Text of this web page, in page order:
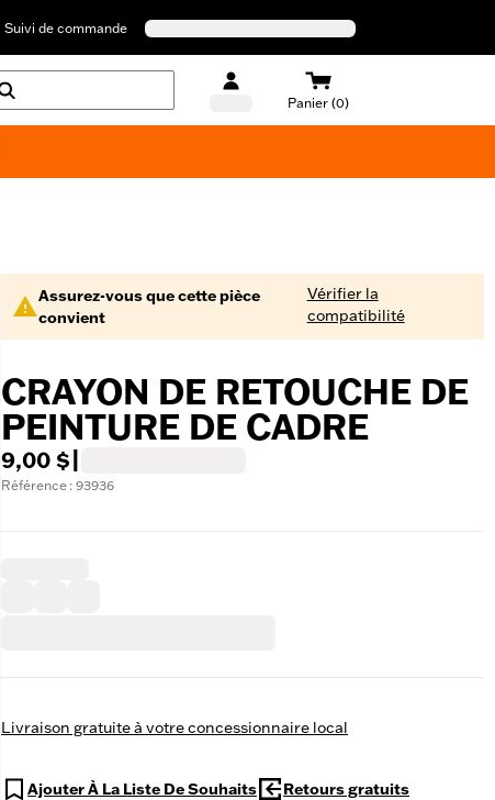
Suivi de commande
Panier (0)
Assurez-vous que cette pièce
convient
Vérifier la
compatibilité
CRAYON DE RETOUCHE DE
PEINTURE DE CADRE
9,00 $
Référence : 93936
Livraison gratuite à votre concessionnaire local
Ajouter À La Liste De Souhaits Retours gratuits